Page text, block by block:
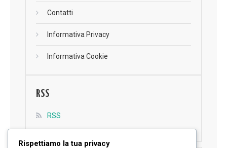
Contatti
Informativa Privacy
Informativa Cookie
RSS
RSS
Rispettiamo la tua privacy